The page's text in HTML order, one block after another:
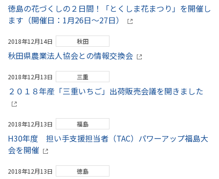
徳島の花づくしの２日間！「とくしま花まつり」を開催し
ます（開催日：1月26日～27日）
2018年12月14日 秋田
秋田県農業法人協会との情報交換会
2018年12月13日 三重
２０１８年産「三重いちご」出荷販売会議を開きました
2018年12月13日 福島
H30年度 担い手支援担当者（TAC）パワーアップ福島大
会を開催
2018年12月13日 徳島